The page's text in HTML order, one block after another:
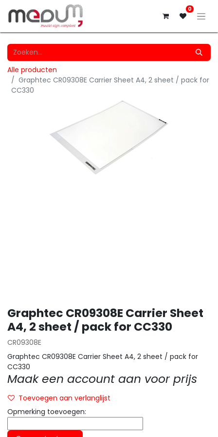
0
Alle producten
Graphtec CR09308E Carrier Sheet A4, 2 sheet / pack for
CC330
Graphtec CR09308E Carrier Sheet
A4, 2 sheet / pack for CC330
CR09308E
Graphtec CR09308E Carrier Sheet A4, 2 sheet / pack for
CC330
Maak een account aan voor prijs
Toevoegen aan verlanglijst
Opmerking toevoegen: